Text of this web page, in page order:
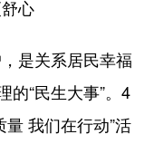
心
是关系居民幸福
的“民生大事”。4
量 我们在行动”活